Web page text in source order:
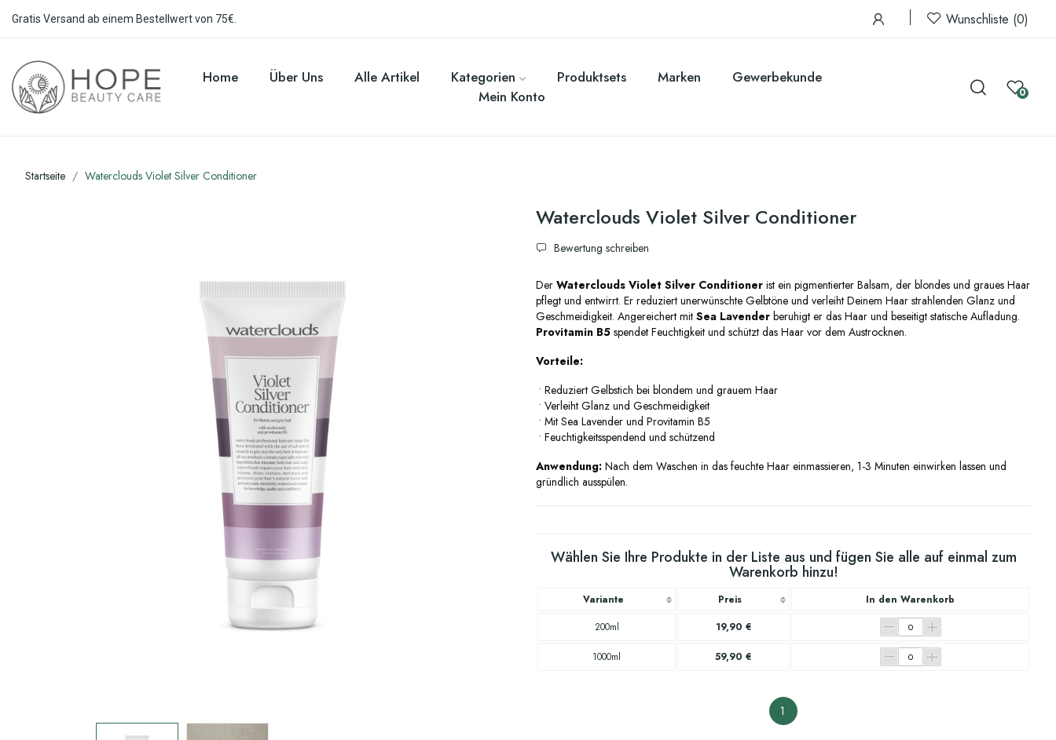
Gratis Versand ab einem Bestellwert von 75€. Wunschliste 0
Home Über Uns Alle Artikel Kategorien Produktsets Marken
Gewerbekunde
Mein Konto
0
Startseite Waterclouds Violet Silver Conditioner
Waterclouds Violet Silver Conditioner
Bewertung schreiben
Der Waterclouds Violet Silver Conditioner ist ein pigmentierter Balsam, der blondes und graues Haar
pflegt und entwirrt. Er reduziert unerwünschte Gelbtöne und verleiht Deinem Haar strahlenden Glanz und
Geschmeidigkeit. Angereichert mit Sea Lavender beruhigt er das Haar und beseitigt statische Aufladung.
Provitamin B5 spendet Feuchtigkeit und schützt das Haar vor dem Austrocknen.
Vorteile:
• Reduziert Gelbstich bei blondem und grauem Haar
• Verleiht Glanz und Geschmeidigkeit
• Mit Sea Lavender und Provitamin B5
• Feuchtigkeitsspendend und schützend
Anwendung: Nach dem Waschen in das feuchte Haar einmassieren, 1-3 Minuten einwirken lassen und
gründlich ausspülen.
Wählen Sie Ihre Produkte in der Liste aus und fügen Sie alle auf einmal zum
Warenkorb hinzu!
Variante Preis
In den Warenkorb
200ml
19,90 €
1000ml 59,90 €
1